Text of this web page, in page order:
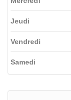
Jeudi
Vendredi
Samedi